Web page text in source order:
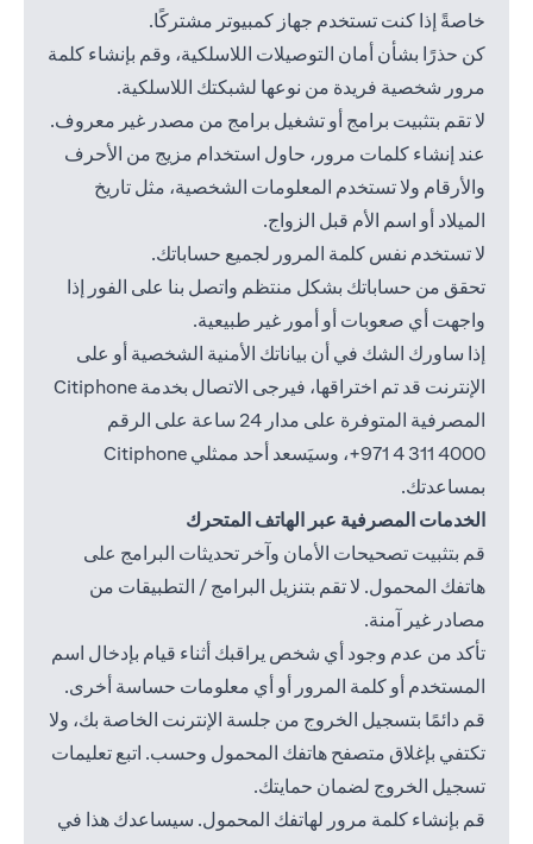
خاصةً إذا كنت تستخدم جهاز كمبيوتر مشتركًا.
كن حذرًا بشأن أمان التوصيلات اللاسلكية، وقم بإنشاء كلمة
مرور شخصية فريدة من نوعها لشبكتك اللاسلكية.
لا تقم بتثبيت برامج أو تشغيل برامج من مصدر غير معروف.
عند إنشاء كلمات مرور، حاول استخدام مزيج من الأحرف
والأرقام ولا تستخدم المعلومات الشخصية، مثل تاريخ
الميلاد أو اسم الأم قبل الزواج.
لا تستخدم نفس كلمة المرور لجميع حساباتك.
تحقق من حساباتك بشكل منتظم واتصل بنا على الفور إذا
واجهت أي صعوبات أو أمور غير طبيعية.
إذا ساورك الشك في أن بياناتك الأمنية الشخصية أو على
الإنترنت قد تم اختراقها، فيرجى الاتصال بخدمة Citiphone
المصرفية المتوفرة على مدار 24 ساعة على الرقم
4000 311 4 971+
، وسيَسعد أحد ممثلي Citiphone
بمساعدتك.
الخدمات المصرفية عبر الهاتف المتحرك
قم بتثبيت تصحيحات الأمان وآخر تحديثات البرامج على
هاتفك المحمول. لا تقم بتنزيل البرامج / التطبيقات من
مصادر غير آمنة.
تأكد من عدم وجود أي شخص يراقبك أثناء قيام بإدخال اسم
المستخدم أو كلمة المرور أو أي معلومات حساسة أخرى.
قم دائمًا بتسجيل الخروج من جلسة الإنترنت الخاصة بك، ولا
تكتفي بإغلاق متصفح هاتفك المحمول وحسب. اتبع تعليمات
تسجيل الخروج لضمان حمايتك.
قم بإنشاء كلمة مرور لهاتفك المحمول. سيساعدك هذا في